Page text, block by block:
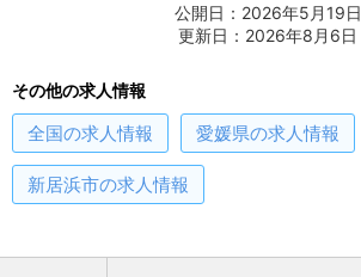
公開日：2026年5月19日
更新日：2026年8月6日
その他の求人情報
全国の求人情報 愛媛県の求人情報
新居浜市の求人情報